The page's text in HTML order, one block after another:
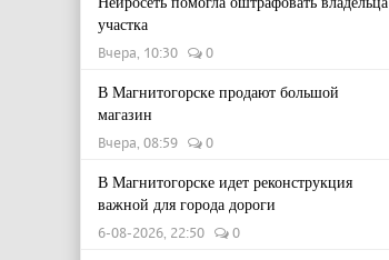
участка
Вчера, 10:30 0
В Магнитогорске продают большой
магазин
Вчера, 08:59 0
В Магнитогорске идет реконструкция
важной для города дороги
6-08-2026, 22:50 0